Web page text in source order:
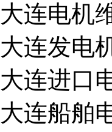
大连电机
大连发电
大连进口
大连船舶